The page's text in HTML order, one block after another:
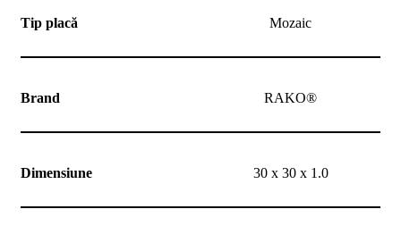
Tip placă Mozaic
Brand RAKO®
Dimensiune 30 x 30 x 1.0